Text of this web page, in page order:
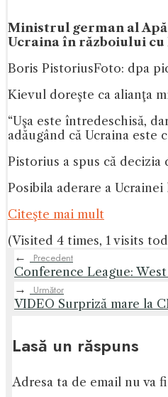
Ministrul german al
Ucraina în războiului
Boris PistoriusFoto: dpa
Kievul doreşte ca alianţa
“Uşa este întredeschisă,
adăugând că Ucraina
Pistorius a spus că
Posibila aderare a
Citeşte mai mult
(Visited 4 times, 1 visits
←
Precedent
Conference League:
→
Următor
​VIDEO Surpriză mare la
Lasă un răspuns
Adresa ta de email nu va